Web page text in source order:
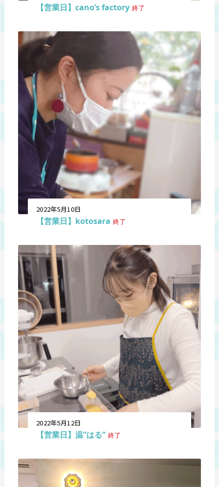
【営業日】cano’s factory 終了
2022年5月10日
【営業日】kotosara 終了
2022年5月12日
【営業日】温”はる” 終了